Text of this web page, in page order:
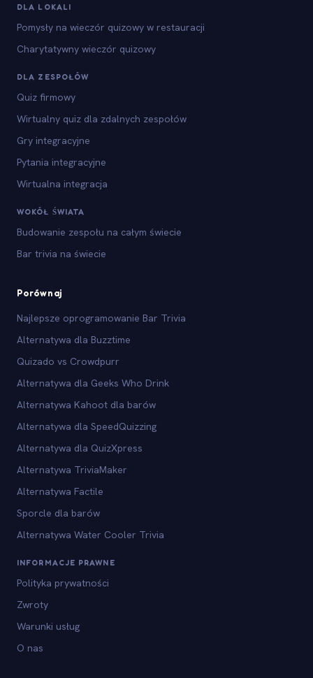
DLA LOKALI
Pomysły na wieczór quizowy w restauracji
Charytatywny wieczór quizowy
DLA ZESPOŁÓW
Quiz firmowy
Wirtualny quiz dla zdalnych zespołów
Gry integracyjne
Pytania integracyjne
Wirtualna integracja
WOKÓŁ ŚWIATA
Budowanie zespołu na całym świecie
Bar trivia na świecie
Porównaj
Najlepsze oprogramowanie Bar Trivia
Alternatywa dla Buzztime
Quizado vs Crowdpurr
Alternatywa dla Geeks Who Drink
Alternatywa Kahoot dla barów
Alternatywa dla SpeedQuizzing
Alternatywa dla QuizXpress
Alternatywa TriviaMaker
Alternatywa Factile
Sporcle dla barów
Alternatywa Water Cooler Trivia
INFORMACJE PRAWNE
Polityka prywatności
Zwroty
Warunki usług
O nas